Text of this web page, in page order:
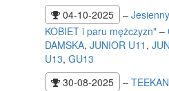
04-10-2025
–
KOBIET i paru mężczyzn" –
DAMSKA, JUNIOR U11 ,
U13, GU13
30-08-2025
–